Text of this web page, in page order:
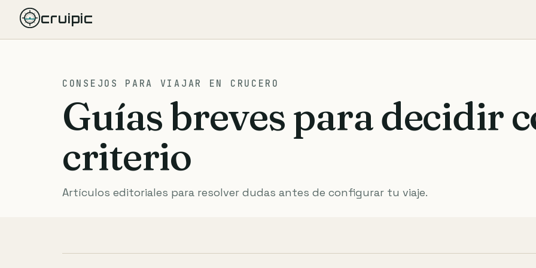
cruipic
CONSEJOS PARA VIAJAR EN CRUCERO
Guías breves para decidir
criterio
Artículos editoriales para resolver dudas antes de configurar tu viaje.